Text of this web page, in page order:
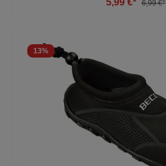
5,99 €* 6,99 €*
13%